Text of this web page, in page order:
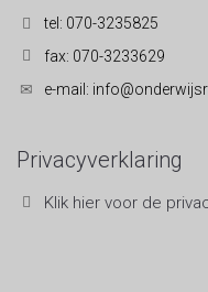
tel: 070-3235825
fax: 070-3233629
e-mail:
Privacyverklaring
Klik hier voor de